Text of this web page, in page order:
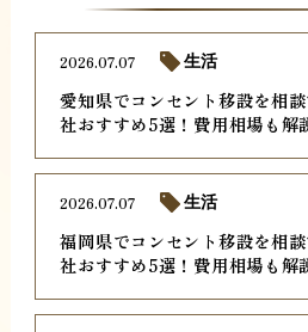
愛知県でコンセント移設を相
社おすすめ5選！費用相場も解
2026.07.07 生活
福岡県でコンセント移設を相
社おすすめ5選！費用相場も解
2026.07.07 生活